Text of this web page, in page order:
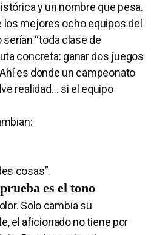
y un nombre que pesa.
los mejores ocho equipos del
“toda clase de
concreta: ganar dos juegos
es donde un campeonato
realidad… si el equipo
cosas”.
es el tono
Solo cambia su
el aficionado no tiene por